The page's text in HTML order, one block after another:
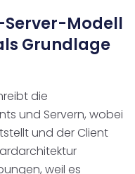
Modell
Grundlage
die
und Servern, wobei
und der Client
weil es